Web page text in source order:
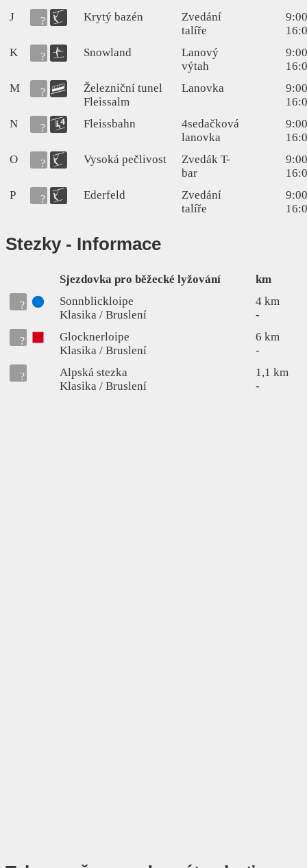
J
Krytý bazén
Zvedání
talíře
K
Snowland
Lanový
výtah
M
Železniční tunel
Fleissalm
Lanovka
N
Fleissbahn
4sedačková
lanovka
O
Vysoká pečlivost
Zvedák T-
bar
P
Ederfeld
Zvedání
talíře
Stezky - Informace
Sjezdovka pro běžecké lyžování
km
Sonnblickloipe
Klasika / Bruslení
4 km
-
Glocknerloipe
Klasika / Bruslení
6 km
-
Alpská stezka
Klasika / Bruslení
1,1 km
-